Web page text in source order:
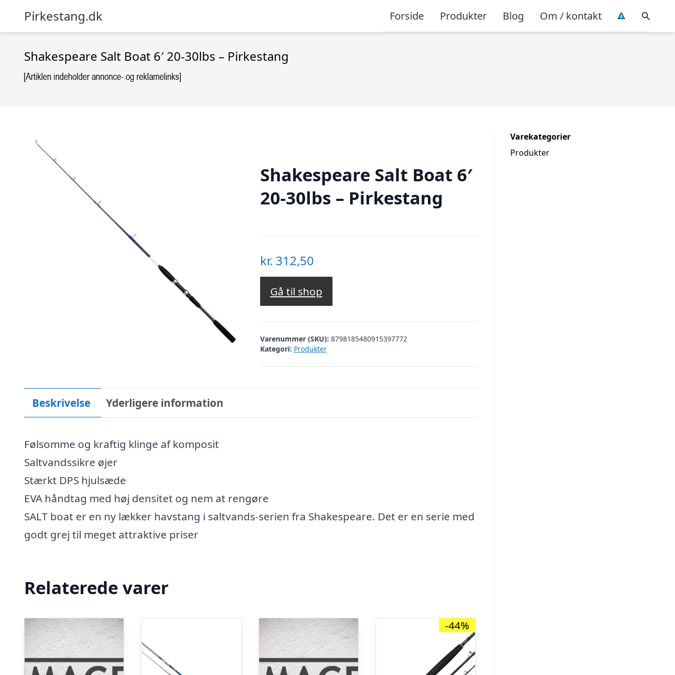
Pirkestang.dk Forside Produkter Blog Om / kontakt
Shakespeare Salt Boat 6′ 20-30lbs – Pirkestang
Shakespeare Salt Boat 6′
20-30lbs – Pirkestang
kr. 312,50
Gå til shop
Varenummer (SKU): 8798185480915397772
Kategori: Produkter
Beskrivelse Yderligere information
Følsomme og kraftig klinge af komposit
Saltvandssikre øjer
Stærkt DPS hjulsæde
EVA håndtag med høj densitet og nem at rengøre
SALT boat er en ny lækker havstang i saltvands-serien fra Shakespeare. Det er en serie med
godt grej til meget attraktive priser
Relaterede varer
-44%
Varekategorier
Produkter